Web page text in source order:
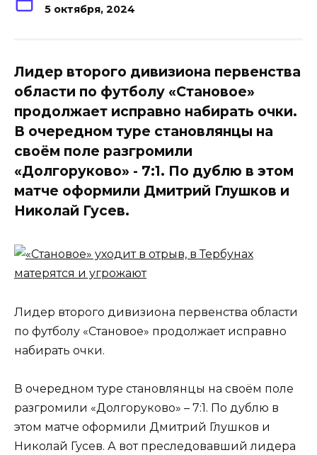
5 октября, 2024
Лидер второго дивизиона первенства
области по футболу «Становое»
продолжает исправно набирать очки.
В очередном туре становлянцы на
своём поле разгромили
«Долгоруково» - 7:1. По дублю в этом
матче оформили Дмитрий Глушков и
Николай Гусев.
Лидер второго дивизиона первенства области
по футболу «Становое» продолжает исправно
набирать очки.
В очередном туре становлянцы на своём поле
разгромили «Долгоруково» – 7:1. По дублю в
этом матче оформили Дмитрий Глушков и
Николай Гусев. А вот преследовавший лидера